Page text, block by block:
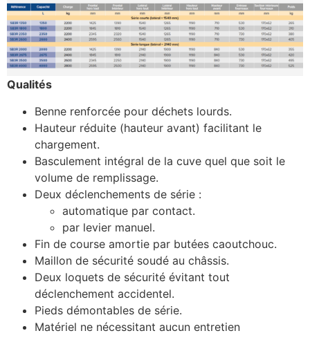
Qualités
Benne renforcée pour déchets lourds.
Hauteur réduite (hauteur avant) facilitant le
chargement.
Basculement intégral de la cuve quel que soit le
volume de remplissage.
Deux déclenchements de série :
automatique par contact.
par levier manuel.
Fin de course amortie par butées caoutchouc.
Maillon de sécurité soudé au châssis.
Deux loquets de sécurité évitant tout
déclenchement accidentel.
Pieds démontables de série.
Matériel ne nécessitant aucun entretien